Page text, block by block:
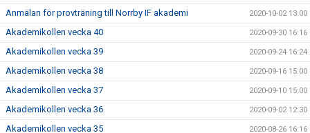
Anmälan för provträning till Norrby IF akademi 2020-10-02 13:00
Akademikollen vecka 40 2020-09-30 16:16
Akademikollen vecka 39 2020-09-24 16:24
Akademikollen vecka 38 2020-09-16 15:00
Akademikollen vecka 37 2020-09-10 15:00
Akademikollen vecka 36 2020-09-02 12:30
Akademikollen vecka 35 2020-08-26 16:16